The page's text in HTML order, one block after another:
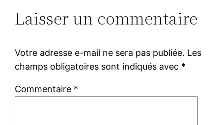
Laisser un commentaire
Votre adresse e-mail ne sera pas publiée. Les
champs obligatoires sont indiqués avec *
Commentaire *